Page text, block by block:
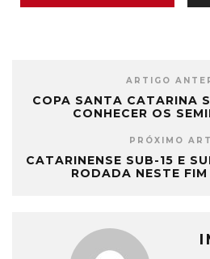
ARTIGO
COPA SANTA CATARINA
CONHECER OS
PRÓXIMO
CATARINENSE SUB-15 E
RODADA NESTE